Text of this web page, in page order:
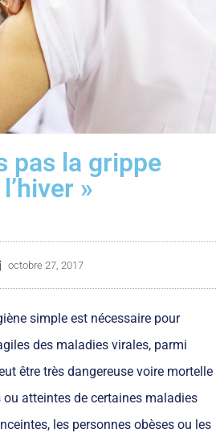
pas la grippe
»
octobre 27, 2017
simple est nécessaire pour
des maladies virales, parmi
être très dangereuse voire mortelle
ou atteintes de certaines maladies
les personnes obèses ou les